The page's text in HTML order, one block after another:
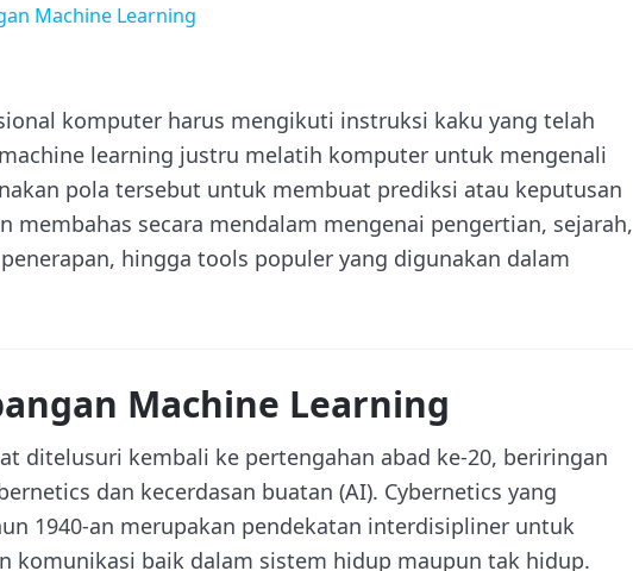
Machine Learning
komputer harus mengikuti instruksi kaku yang telah
learning justru melatih komputer untuk mengenali
pola tersebut untuk membuat prediksi atau keputusan
membahas secara mendalam mengenai pengertian, sejarah,
hingga tools populer yang digunakan dalam
Machine Learning
ditelusuri kembali ke pertengahan abad ke-20, beriringan
dan kecerdasan buatan (AI). Cybernetics yang
1940-an merupakan pendekatan interdisipliner untuk
komunikasi baik dalam sistem hidup maupun tak hidup.